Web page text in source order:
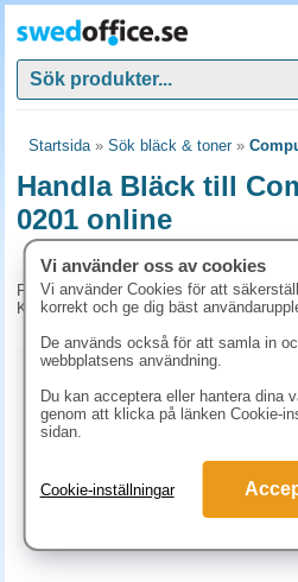
Startsida» Sök bläck & toner»
Handla Bläck till
0201 online
För tillfället har vi inga produkter
Kontakta kundtjänst på tel. 08-24 50 55
Vitt papper Färgat papper
Etiketter
Vi använder oss av cookies
Vi använder Cookies för att
korrekt och ge dig bäst
De används också för att samla in
webbplatsens användning.
Du kan acceptera eller hantera dina
genom att klicka på länken Cookie-
sidan.
Cookie-inställningar